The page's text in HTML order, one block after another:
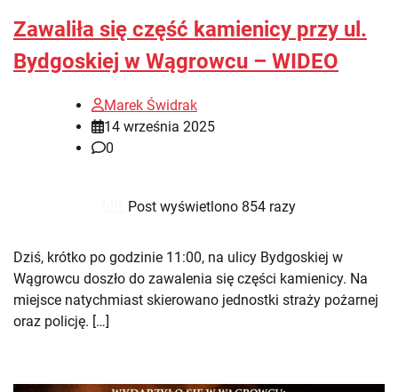
Zawaliła się część kamienicy przy ul.
Bydgoskiej w Wągrowcu – WIDEO
Marek Świdrak
14 września 2025
0
Post wyświetlono 854 razy
Dziś, krótko po godzinie 11:00, na ulicy Bydgoskiej w
Wągrowcu doszło do zawalenia się części kamienicy. Na
miejsce natychmiast skierowano jednostki straży pożarnej
oraz policję. […]